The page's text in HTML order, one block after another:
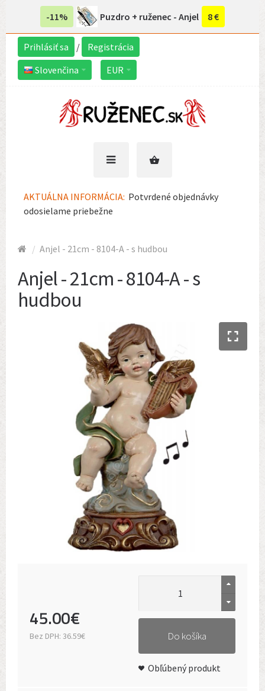
-11% Puzdro + ruženec - Anjel 8 €
Prihlásiť sa /
Registrácia
Slovenčina
EUR
AKTUÁLNA INFORMÁCIA: Potvrdené objednávky
odosielame priebežne
Anjel - 21cm - 8104-A - s hudbou
Anjel - 21cm - 8104-A - s
hudbou
45.00€
Bez DPH: 36.59€ Do košíka
Obľúbený produkt